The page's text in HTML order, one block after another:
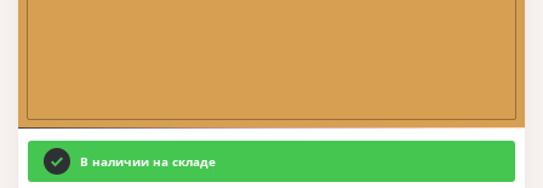
В наличии на складе